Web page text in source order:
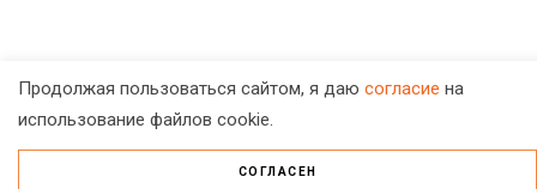
Продолжая пользоваться сайтом, я даю согласие на
использование файлов cookie.
СОГЛАСЕН